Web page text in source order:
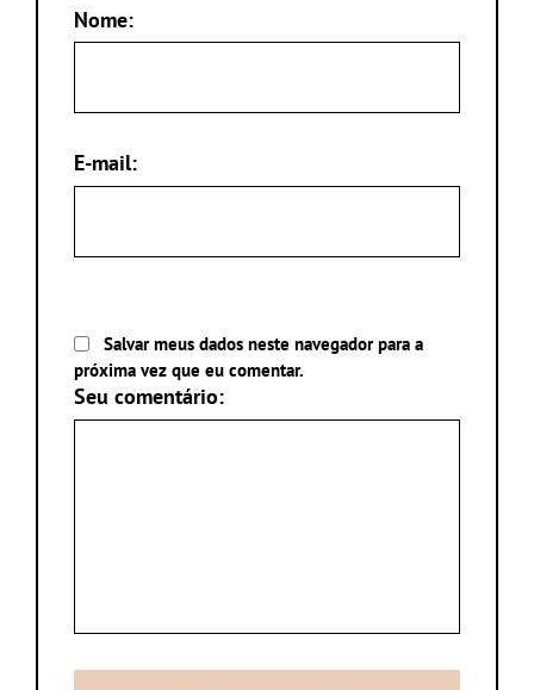
Nome:
E-mail:
Salvar meus dados neste navegador para a
próxima vez que eu comentar.
Seu comentário: